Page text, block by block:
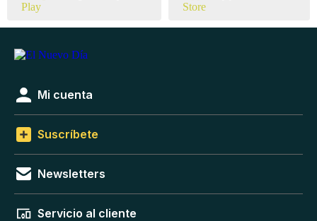
Mi cuenta
Suscríbete
Newsletters
Servicio al cliente